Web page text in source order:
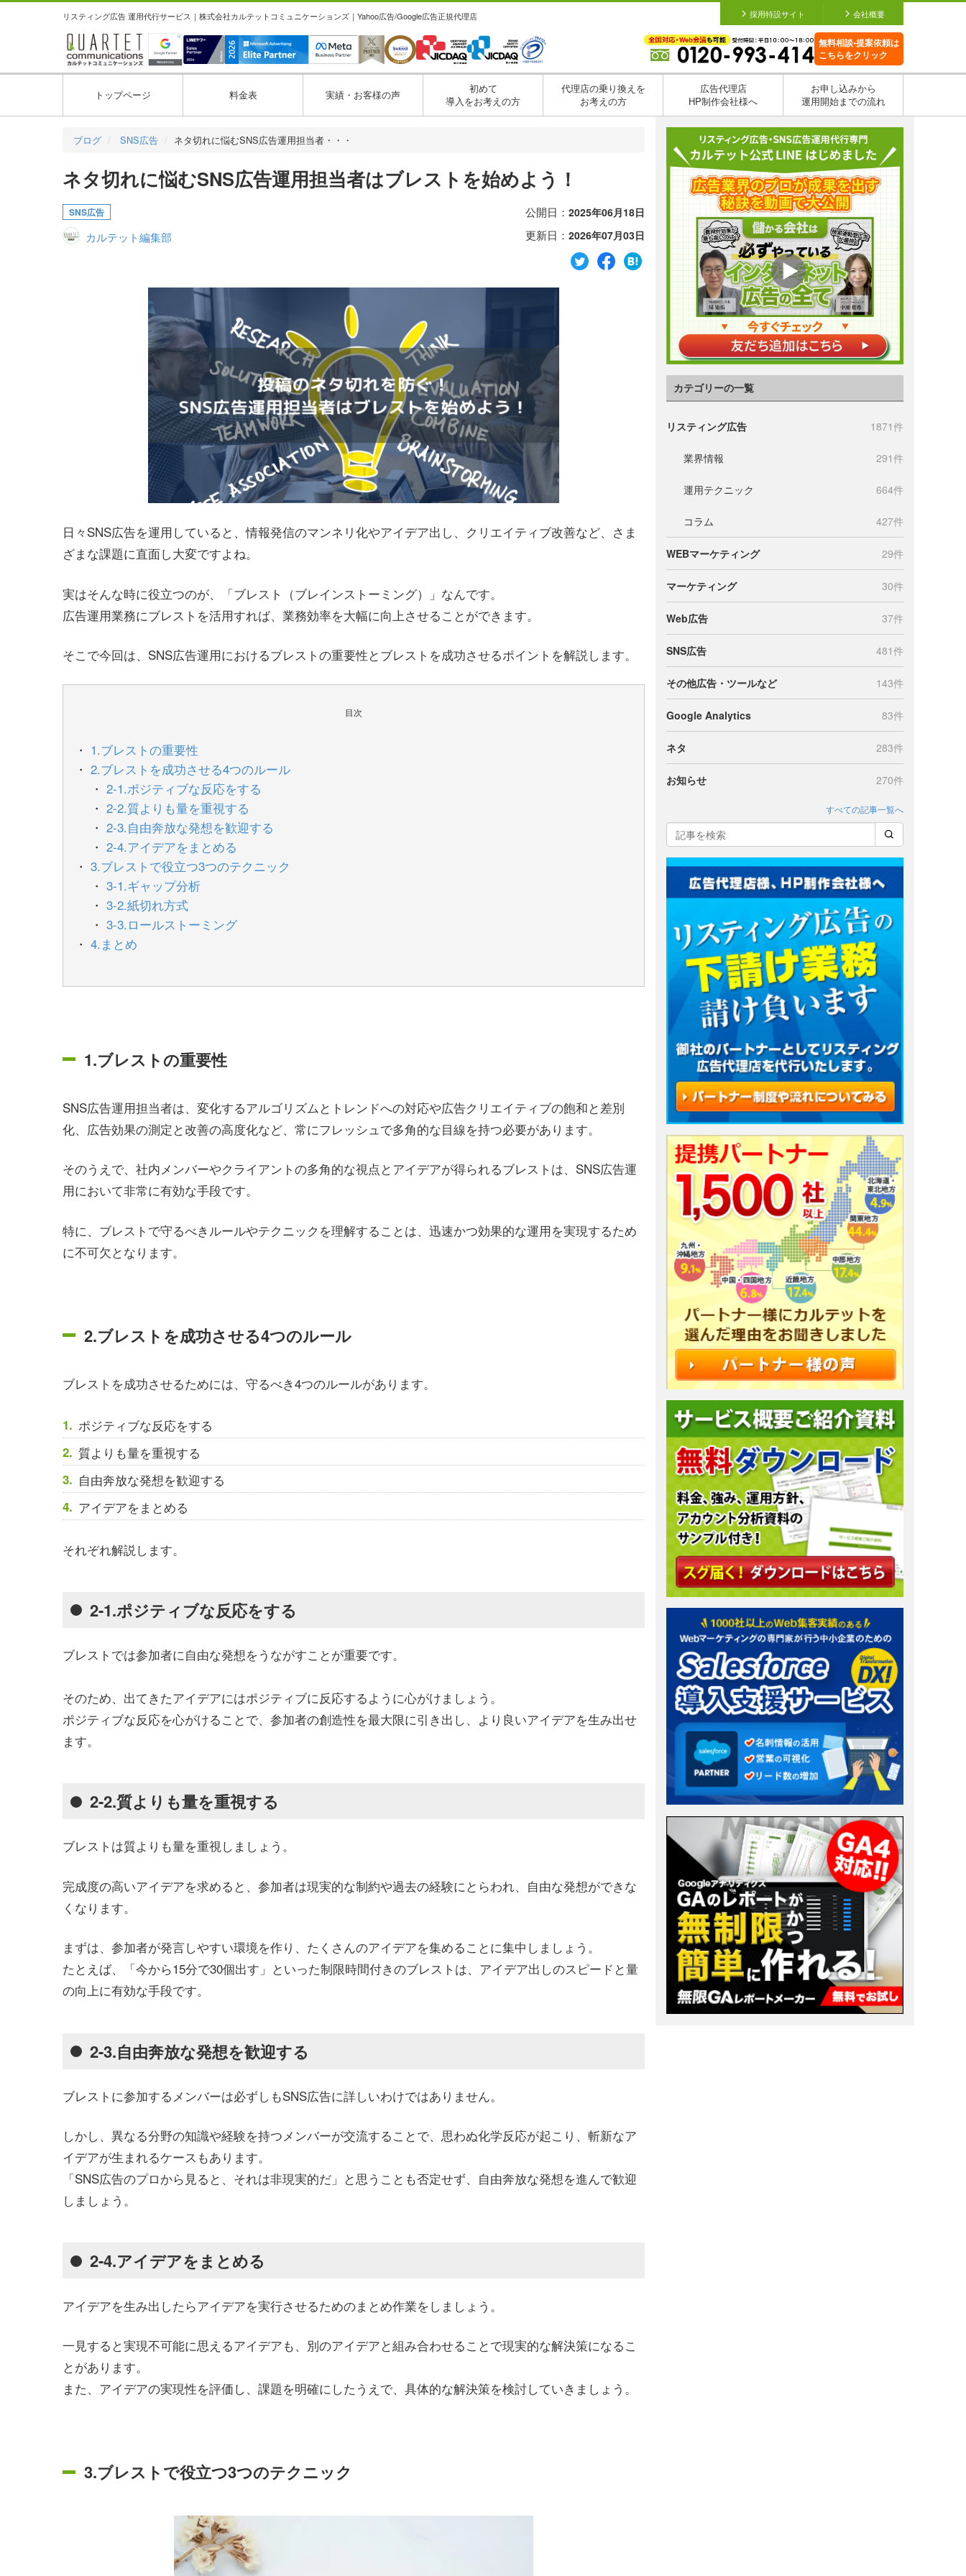
リスティング広告 運用代行サービス｜株式会社カルテットコミュニケーションズ｜Yahoo広告/Google広告正規代理店 採用特設サイト 会社概要
無料相談•提案依頼は
こちらをクリック
トップページ 料金表 実績・お客様の声
初めて
導入をお考えの方
代理店の乗り換えを
お考えの方
広告代理店
HP制作会社様へ
お申し込みから
運用開始までの流れ
ブログ SNS広告 ネタ切れに悩むSNS広告運用担当者・・・
ネタ切れに悩むSNS広告運用担当者はブレストを始めよう！
SNS広告
カルテット編集部
公開日： 2025年06月18日
更新日： 2026年07月03日
日々SNS広告を運用していると、情報発信のマンネリ化やアイデア出し、クリエイティブ改善など、さま
ざまな課題に直面し大変ですよね。
実はそんな時に役立つのが、「ブレスト（ブレインストーミング）」なんです。
広告運用業務にブレストを活用すれば、業務効率を大幅に向上させることができます。
そこで今回は、SNS広告運用におけるブレストの重要性とブレストを成功させるポイントを解説します。
目次
1.ブレストの重要性
2.ブレストを成功させる4つのルール
2-1.ポジティブな反応をする
2-2.質よりも量を重視する
2-3.自由奔放な発想を歓迎する
2-4.アイデアをまとめる
3.ブレストで役立つ3つのテクニック
3-1.ギャップ分析
3-2.紙切れ方式
3-3.ロールストーミング
4.まとめ
1.ブレストの重要性
SNS広告運用担当者は、変化するアルゴリズムとトレンドへの対応や広告クリエイティブの飽和と差別
化、広告効果の測定と改善の高度化など、常にフレッシュで多角的な目線を持つ必要があります。
そのうえで、社内メンバーやクライアントの多角的な視点とアイデアが得られるブレストは、SNS広告運
用において非常に有効な手段です。
特に、ブレストで守るべきルールやテクニックを理解することは、迅速かつ効果的な運用を実現するため
に不可欠となります。
2.ブレストを成功させる4つのルール
ブレストを成功させるためには、守るべき4つのルールがあります。
ポジティブな反応をする
質よりも量を重視する
自由奔放な発想を歓迎する
アイデアをまとめる
それぞれ解説します。
2-1.ポジティブな反応をする
ブレストでは参加者に自由な発想をうながすことが重要です。
そのため、出てきたアイデアにはポジティブに反応するように心がけましょう。
ポジティブな反応を心がけることで、参加者の創造性を最大限に引き出し、より良いアイデアを生み出せ
ます。
2-2.質よりも量を重視する
ブレストは質よりも量を重視しましょう。
完成度の高いアイデアを求めると、参加者は現実的な制約や過去の経験にとらわれ、自由な発想ができな
くなります。
まずは、参加者が発言しやすい環境を作り、たくさんのアイデアを集めることに集中しましょう。
たとえば、「今から15分で30個出す」といった制限時間付きのブレストは、アイデア出しのスピードと量
の向上に有効な手段です。
2-3.自由奔放な発想を歓迎する
ブレストに参加するメンバーは必ずしもSNS広告に詳しいわけではありません。
しかし、異なる分野の知識や経験を持つメンバーが交流することで、思わぬ化学反応が起こり、斬新なア
イデアが生まれるケースもあります。
「SNS広告のプロから見ると、それは非現実的だ」と思うことも否定せず、自由奔放な発想を進んで歓迎
しましょう。
2-4.アイデアをまとめる
アイデアを生み出したらアイデアを実行させるためのまとめ作業をしましょう。
一見すると実現不可能に思えるアイデアも、別のアイデアと組み合わせることで現実的な解決策になるこ
とがあります。
また、アイデアの実現性を評価し、課題を明確にしたうえで、具体的な解決策を検討していきましょう。
3.ブレストで役立つ3つのテクニック
カテゴリーの一覧
リスティング広告 1871件
業界情報 291件
運用テクニック 664件
コラム 427件
WEBマーケティング 29件
マーケティング 30件
Web広告 37件
SNS広告 481件
その他広告・ツールなど 143件
Google Analytics 83件
ネタ 283件
お知らせ 270件
すべての記事一覧へ